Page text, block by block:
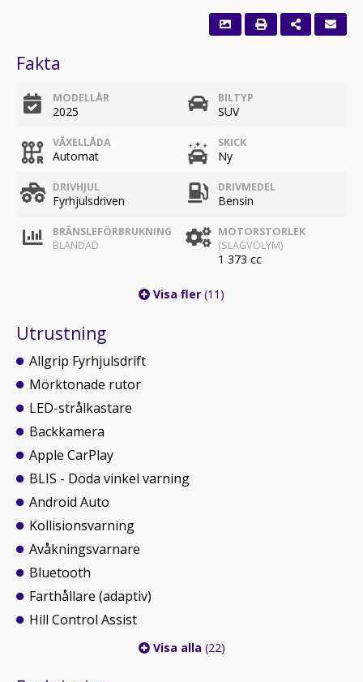
Fakta
MODELLÅR
2025
BILTYP
SUV
VÄXELLÅDA
Automat
SKICK
Ny
DRIVHJUL
Fyrhjulsdriven
DRIVMEDEL
Bensin
BRÄNSLEFÖRBRUKNING
BLANDAD
MOTORSTORLEK
(SLAGVOLYM)
1 373 cc
Visa fler (11)
Utrustning
Allgrip Fyrhjulsdrift
Mörktonade rutor
LED-strålkastare
Backkamera
Apple CarPlay
BLIS - Döda vinkel varning
Android Auto
Kollisionsvarning
Avåkningsvarnare
Bluetooth
Farthållare (adaptiv)
Hill Control Assist
Visa alla (22)